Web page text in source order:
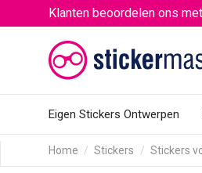
Klanten beoordelen ons
Eigen Stickers Ontwerpen
Home Stickers Stickers